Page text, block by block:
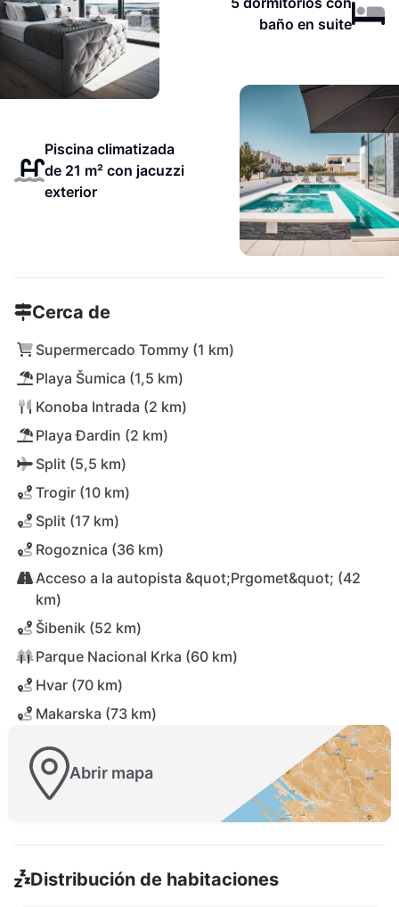
baño en suite
Piscina climatizada
de 21 m² con jacuzzi
exterior
Cerca de
Supermercado Tommy (1 km)
Playa Šumica (1,5 km)
Konoba Intrada (2 km)
Playa Đardin (2 km)
Split (5,5 km)
Trogir (10 km)
Split (17 km)
Rogoznica (36 km)
Acceso a la autopista &quot;Prgomet&quot; (42
km)
Šibenik (52 km)
Parque Nacional Krka (60 km)
Hvar (70 km)
Makarska (73 km)
Abrir mapa
Distribución de habitaciones